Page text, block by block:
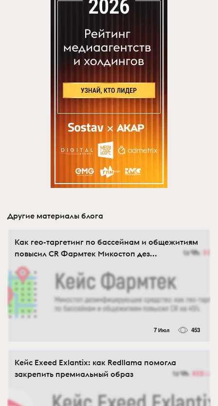
Другие материалы блога
Как гео-таргетинг по бассейнам и общежитиям
повысил CR Фармтек Микостоп дез...
7 Июл 453
Кейс Exeed Exlantix: как Redllama помогла
закрепить премиальный образ